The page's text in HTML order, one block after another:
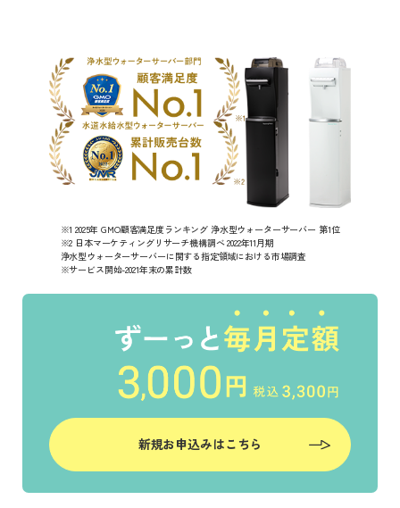
※1 2025年 GMO顧客満足度ランキング 浄水型ウォーターサーバー 第1位
※2 日本マーケティングリサーチ機構調べ 2022年11月期
浄水型ウォーターサーバーに関する指定領域における市場調査
※サービス開始-2021年末の累計数
新規お申込みはこちら